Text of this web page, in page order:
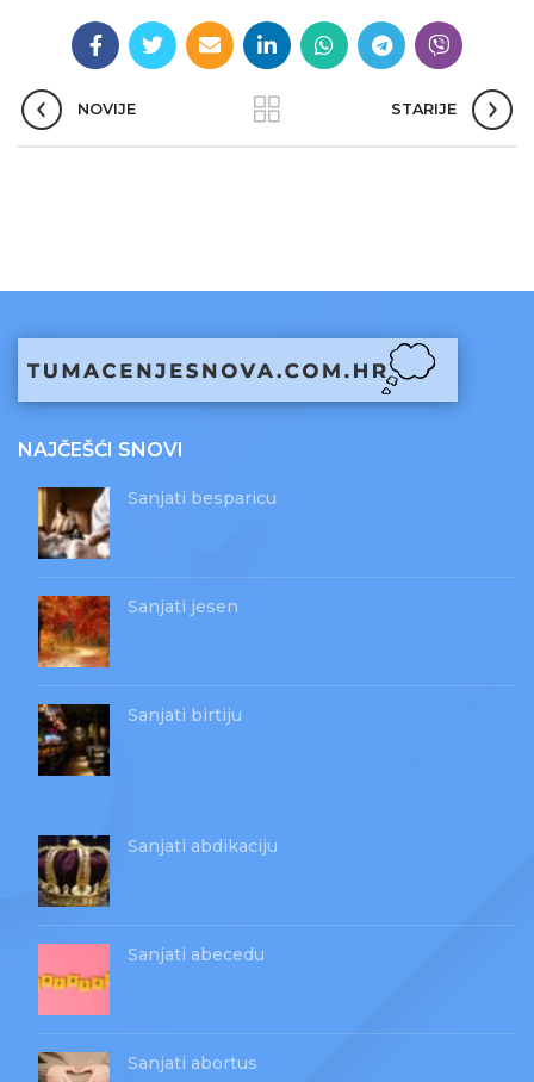
NOVIJE STARIJE
NAJČEŠĆI SNOVI
Sanjati besparicu
Sanjati jesen
Sanjati birtiju
Sanjati abdikaciju
Sanjati abecedu
Sanjati abortus